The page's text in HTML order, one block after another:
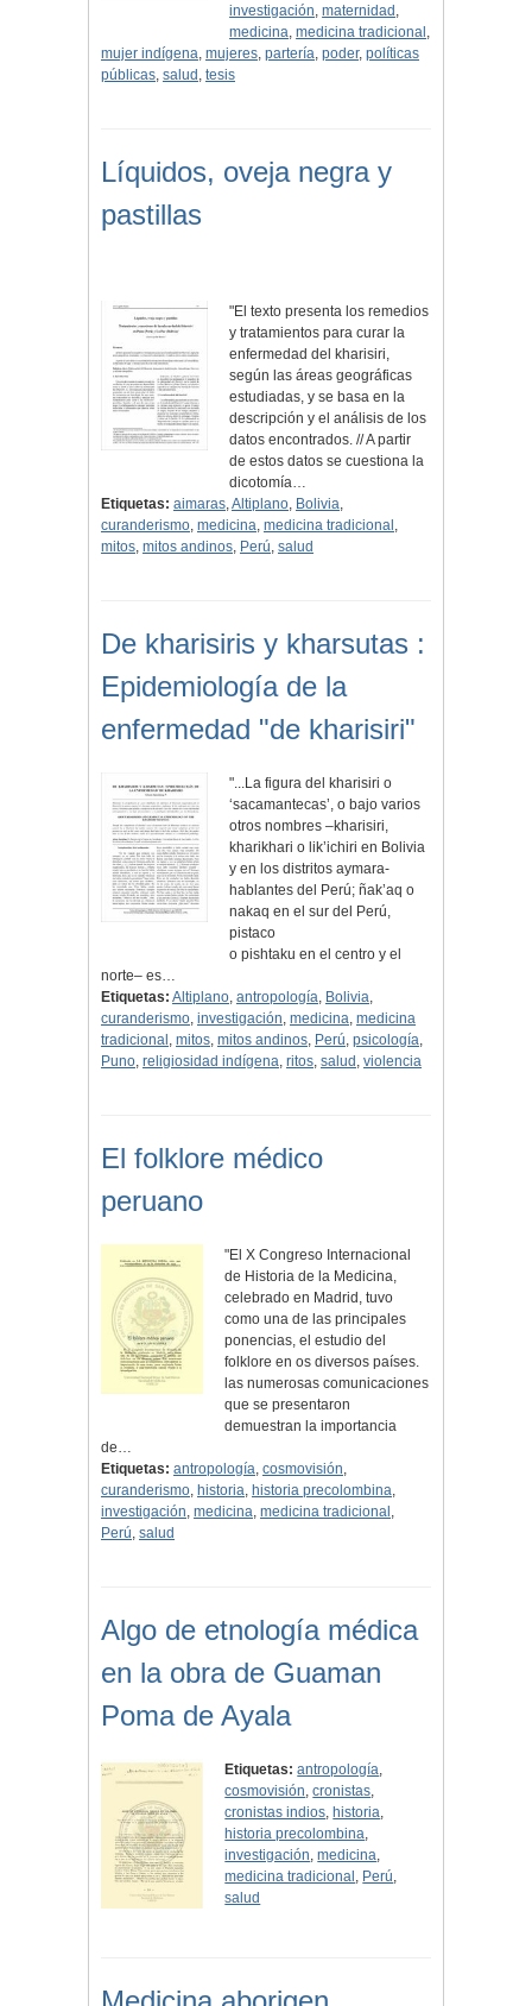
investigación,maternidad ,
medicina,medicina tradicional ,
mujer indígena, mujeres, partería, poder, políticas
públicas, salud , tesis
Líquidos, oveja negra y
pastillas
"El texto presenta los remedios
y tratamientos para curar la
enfermedad del kharisiri,
según las áreas geográficas
estudiadas, y se basa en la
descripción y el análisis de los
datos encontrados. // A partir
de estos datos se cuestiona la
dicotomía…
Etiquetas: aimaras,Altiplano, Bolivia,
curanderismo, medicina, medicina tradicional ,
mitos, mitos andinos, Perú, salud
De kharisiris y kharsutas :
Epidemiología de la
enfermedad "de kharisiri"
"...La figura del kharisiri o
‘sacamantecas’, o bajo varios
otros nombres –kharisiri,
kharikhari o lik’ichiri en Bolivia
y en los distritos aymara-
hablantes del Perú; ñak’aq o
nakaq en el sur del Perú,
pistaco
o pishtaku en el centro y el
norte– es…
Etiquetas: Altiplano, antropología, Bolivia,
curanderismo, investigación, medicina, medicina
tradicional , mitos, mitos andinos, Perú, psicología,
Puno, religiosidad indígena, ritos, salud , violencia
El folklore médico
peruano
"El X Congreso Internacional
de Historia de la Medicina,
celebrado en Madrid, tuvo
como una de las principales
ponencias, el estudio del
folklore en os diversos países.
las numerosas comunicaciones
que se presentaron
demuestran la importancia
de…
Etiquetas: antropología, cosmovisión,
curanderismo, historia, historia precolombina,
investigación, medicina, medicina tradicional ,
Perú, salud
Algo de etnología médica
en la obra de Guaman
Poma de Ayala
Etiquetas: antropología,
cosmovisión,cronistas,
cronistas indios, historia,
historia precolombina,
investigación,medicina,
medicina tradicional , Perú,
salud